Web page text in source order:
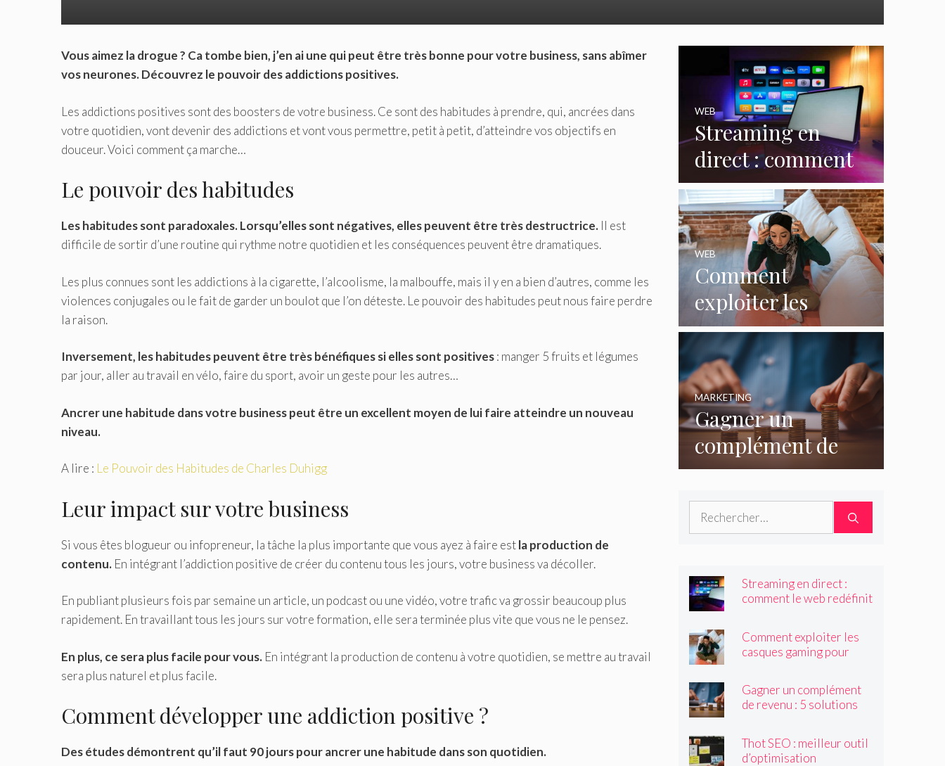
Vous aimez la drogue ? Ca tombe bien, j’en ai une qui peut être très bonne pour votre business, sans abîmer
vos neurones. Découvrez le pouvoir des addictions positives.
Les addictions positives sont des boosters de votre business. Ce sont des habitudes à prendre, qui, ancrées dans
votre quotidien, vont devenir des addictions et vont vous permettre, petit à petit, d’atteindre vos objectifs en
douceur. Voici comment ça marche…
Le pouvoir des habitudes
Les habitudes sont paradoxales. Lorsqu’elles sont négatives, elles peuvent être très destructrice. Il est
difficile de sortir d’une routine qui rythme notre quotidien et les conséquences peuvent être dramatiques.
Les plus connues sont les addictions à la cigarette, l’alcoolisme, la malbouffe, mais il y en a bien d’autres, comme les
violences conjugales ou le fait de garder un boulot que l’on déteste. Le pouvoir des habitudes peut nous faire perdre
la raison.
Inversement, les habitudes peuvent être très bénéfiques si elles sont positives: manger 5 fruits et légumes
par jour, aller au travail en vélo, faire du sport, avoir un geste pour les autres…
Ancrer une habitude dans votre business peut être un excellent moyen de lui faire atteindre un nouveau
niveau.
A lire : Le Pouvoir des Habitudes de Charles Duhigg
Leur impact sur votre business
Si vous êtes blogueur ou infopreneur, la tâche la plus importante que vous ayez à faire estla production de
contenu. En intégrant l’addiction positive de créer du contenu tous les jours, votre business va décoller.
En publiant plusieurs fois par semaine un article, un podcast ou une vidéo, votre trafic va grossir beaucoup plus
rapidement. En travaillant tous les jours sur votre formation, elle sera terminée plus vite que vous ne le pensez.
En plus, ce sera plus facile pour vous. En intégrant la production de contenu à votre quotidien, se mettre au travail
sera plus naturel et plus facile.
Comment développer une addiction positive ?
Des études démontrent qu’il faut 90 jours pour ancrer une habitude dans son quotidien.
Streaming en
direct : comment
le web redéfinit les
émissions et
programmes TV ?
WEB
Comment
exploiter les
casques gaming
pour créer du
contenu viral ?
WEB
Gagner un
complément de
revenu : 5
solutions
accessibles à tous
MARKETING
Rechercher :
Streaming en direct :
comment le web redéfinit
Comment exploiter les
casques gaming pour
Gagner un complément
de revenu : 5 solutions
Thot SEO : meilleur outil
d’optimisation